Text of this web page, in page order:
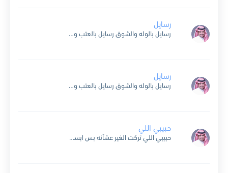
رسايل
رسايل بالوله والشوق رسايل بالعتب والحب رسايل من اعز الناس رسايل تنبض بالاحساس
رسايل
رسايل بالوله والشوق رسايل بالعتب والحب رسايل من اعز الناس رسايل تنبض بالاحساس
حبيبي اللي
حبيبي اللي تركت الغير عشآنه بس ابسال وينه اليوم عني وين الوفا والصدق وين الامآنه امنت له قلبي خذاه وتركني يعرف مكاني بس ما اعرف مكآنه انا على ظنه وهو...